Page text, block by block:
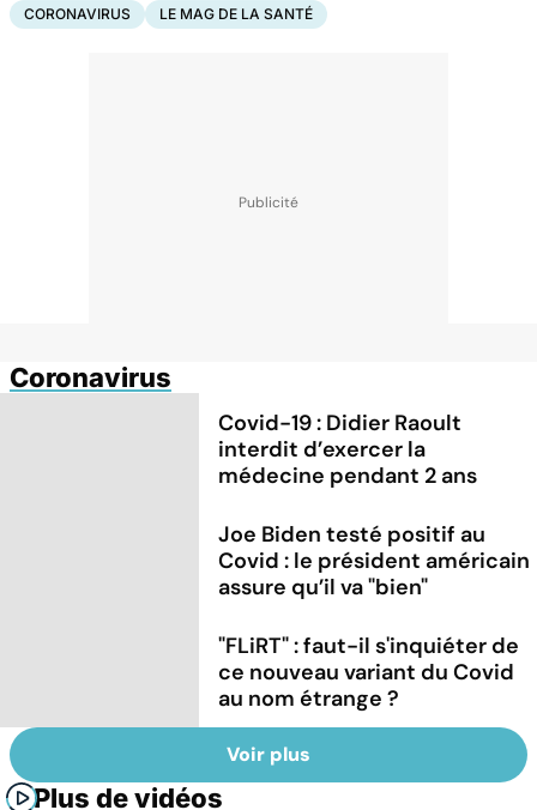
CORONAVIRUS LE MAG DE LA SANTÉ
Coronavirus
Covid-19 : Didier Raoult
interdit d’exercer la
médecine pendant 2 ans
Joe Biden testé positif au
Covid : le président américain
assure qu’il va "bien"
"FLiRT" : faut-il s'inquiéter de
ce nouveau variant du Covid
au nom étrange ?
Voir plus
Plus de vidéos